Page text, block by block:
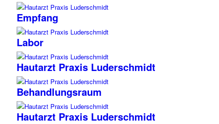
Empfang
Labor
Hautarzt Praxis Luderschmidt
Behandlungsraum
Hautarzt Praxis Luderschmidt